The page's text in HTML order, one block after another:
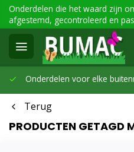
Onderdelen die het waard zijn
afgestemd, gecontroleerd en
Onderdelen voor elke
Terug
PRODUCTEN GETAGD